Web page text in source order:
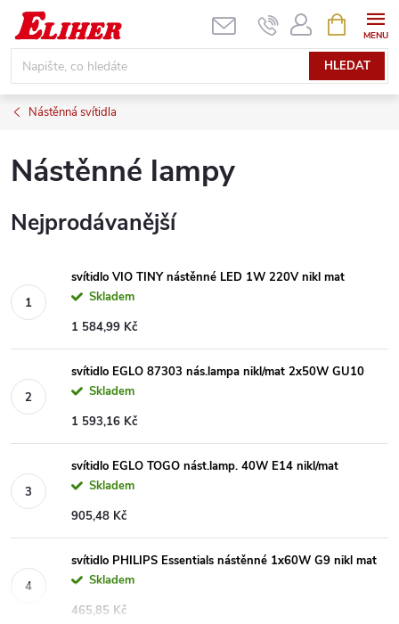
Přejít
obsah
HLEDAT
NÁKUPNÍ
KOŠÍK
Nástěnná svítidla
Nástěnné lampy
Nejprodávanější
svítidlo VIO TINY nástěnné LED 1W 220V nikl mat
Skladem
1 584,99 Kč
svítidlo EGLO 87303 nás.lampa nikl/mat 2x50W GU10
Skladem
1 593,16 Kč
svítidlo EGLO TOGO nást.lamp. 40W E14 nikl/mat
Skladem
905,48 Kč
svítidlo PHILIPS Essentials nástěnné 1x60W G9 nikl mat
Skladem
465,85 Kč